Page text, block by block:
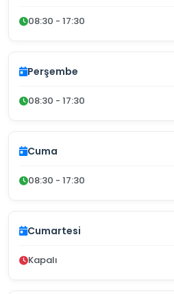
08:30 - 17:30
Perşembe
08:30 - 17:30
Cuma
08:30 - 17:30
Cumartesi
Kapalı